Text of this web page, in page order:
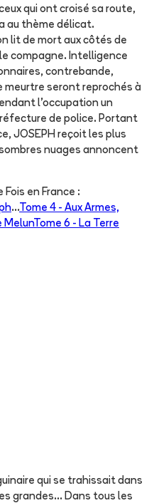
qui ont croisé sa route,
au thème délicat.
lit de mort aux côtés de
compagne. Intelligence
contrebande,
meurtre seront reprochés à
l'occupation un
de police. Portant
JOSEPH reçoit les plus
nuages annoncent
Fois en France :
...Tome 4 - Aux Armes,
MelunTome 6 - La Terre
qui se trahissait dans
grandes... Dans tous les